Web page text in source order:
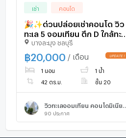
เช่า คอนโด
🎉✨️ด่วนปล่อยเช่าคอนโด วิว
ทะเล 5 จอมเทียน ตึก D ใกล้ทะเล
จอมเทียน พัทยา
บางละมุง ชลบุรี
฿20,000 / เดือน
1 นอน 1 น้ำ
42 ตร.ม. ชั้น 20
90 ประกาศ